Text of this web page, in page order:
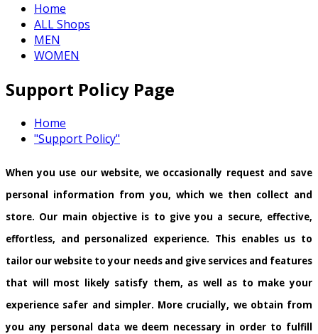
Home
ALL Shops
MEN
WOMEN
Support Policy Page
Home
"Support Policy"
When you use our website, we occasionally request and save
personal information from you, which we then collect and
store. Our main objective is to give you a secure, effective,
effortless, and personalized experience. This enables us to
tailor our website to your needs and give services and features
that will most likely satisfy them, as well as to make your
experience safer and simpler. More crucially, we obtain from
you any personal data we deem necessary in order to fulfill